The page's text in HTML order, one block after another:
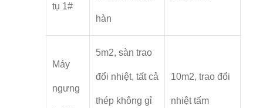
tụ 1#
hàn
Máy
ngưng
5m2, sàn trao
đổi nhiệt, tất cả
thép không gỉ
10m2, trao đổi
nhiệt tấm